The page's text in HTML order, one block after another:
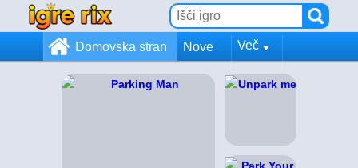
Domovska stran Nove Več